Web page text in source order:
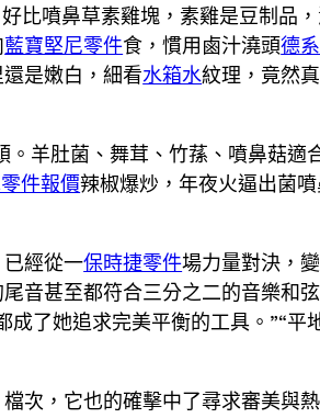
比噴鼻草素雞塊，素雞是豆制品
藍寶堅尼零件食，慣用鹵汁澆頭德
還是嫩白，細看水箱水紋理，竟然
。羊肚菌、舞茸、竹蓀、噴鼻菇適
件報價辣椒爆炒，年夜火逼出菌
經從一保時捷零件場力量對決，
音甚至都符合三分之二的音樂和
了她追求完美平衡的工具。”“平
次，它也的確擊中了尋求審美與